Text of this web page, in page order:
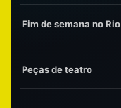
Fim de semana no Rio
Peças de teatro